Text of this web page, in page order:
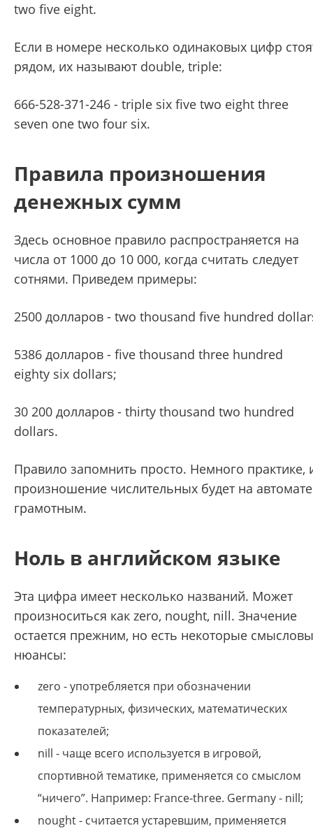
two five eight.
Если в номере несколько одинаковых цифр
рядом, их называют double, triple:
666-528-371-246 - triple six five two eight three
seven one two four six.
Правила произношения
денежных сумм
Здесь основное правило распространяется на
числа от 1000 до 10 000, когда считать следует
сотнями. Приведем примеры:
2500 долларов - two thousand five hundred
5386 долларов - five thousand three hundred
eighty six dollars;
30 200 долларов - thirty thousand two hundred
dollars.
Правило запомнить просто. Немного практике,
произношение числительных будет на автомате
грамотным.
Ноль в английском языке
Эта цифра имеет несколько названий. Может
произноситься как zero, nought, nill. Значение
остается прежним, но есть некоторые
нюансы:
zero - употребляется при обозначении
температурных, физических, математических
показателей;
nill - чаще всего используется в игровой,
спортивной тематике, применяется со смыслом
“ничего”. Например: France-three. Germany - nill;
nought - считается устаревшим, применяется